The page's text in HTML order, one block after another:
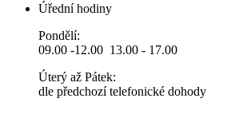
Úřední hodiny
Pondělí:
09.00 -12.00 13.00 - 17.00
Úterý až Pátek:
dle předchozí telefonické dohody